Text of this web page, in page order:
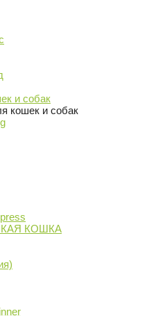
и собак
кошек и собак
КОШКА